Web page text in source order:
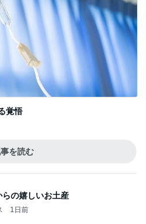
覚悟
を読む
の嬉しいお土産
1日前